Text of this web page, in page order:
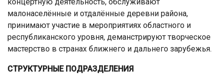
малонаселённые и отдалённые деревни района,
принимают участие в мероприятиях областного и
республиканского уровня, деманстрируют творческое
мастерство в странах ближнего и дальнего зарубежья.
СТРУКТУРНЫЕ ПОДРАЗДЕЛЕНИЯ